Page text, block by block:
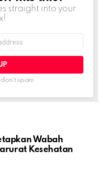
straight into your
spam
Wabah
Kesehatan